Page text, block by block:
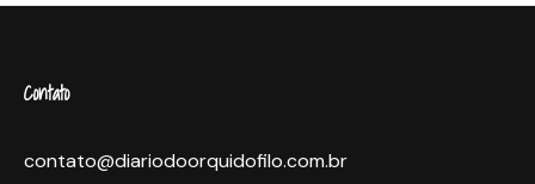
Contato
contato@diariodoorquidofilo.com.br